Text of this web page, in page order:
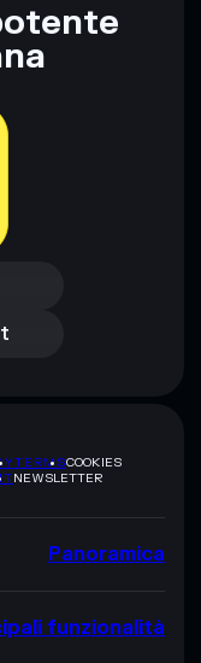
TERMSCOOKIES
NEWSLETTER
Panoramica
funzionalità